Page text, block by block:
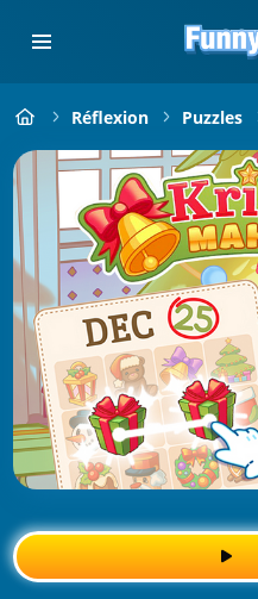
Réflexion Puzzles